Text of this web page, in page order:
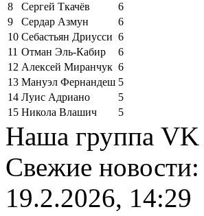
8
Сергей Ткачёв
6
9
Сердар Азмун
6
10 Себастьян Дриусси 6
11 Отман Эль-Кабир
6
12 Алексей Миранчук 6
13 Мануэл Фернандеш 5
14 Луис Адриано
5
15 Никола Влашич 5
Наша группа VK
Свежие новости:
19.2.2026, 14:29